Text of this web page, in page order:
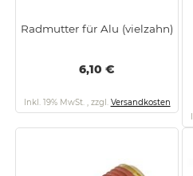
Radmutter für Alu (vielzahn)
6,10 €
Inkl. 19% MwSt. , zzgl. Versandkosten